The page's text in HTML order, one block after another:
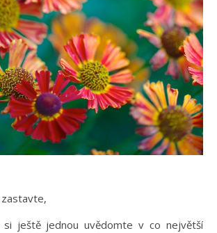
si ještě jednou uvědomte v co největší